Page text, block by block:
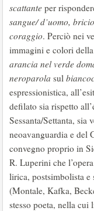
scattante per
sangue/ d’uomo,
coraggio. Perciò nei
immagini e colori
arancia nel verde
neroparola sul
espressionistica,
defilato sia rispetto
Sessanta/Settanta, sia
neoavanguardia e del
convegno proprio in
R. Luperini che
lirica, postsimbolista e
(Montale, Kafka,
stesso poeta, nella